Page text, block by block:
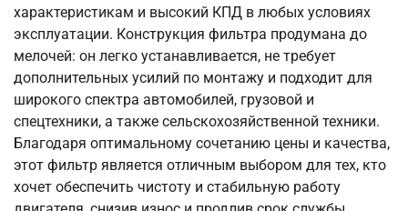
характеристикам и высокий КПД в любых условиях
эксплуатации. Конструкция фильтра продумана до
мелочей: он легко устанавливается, не требует
дополнительных усилий по монтажу и подходит для
широкого спектра автомобилей, грузовой и
спецтехники, а также сельскохозяйственной техники.
Благодаря оптимальному сочетанию цены и качества,
этот фильтр является отличным выбором для тех, кто
хочет обеспечить чистоту и стабильную работу